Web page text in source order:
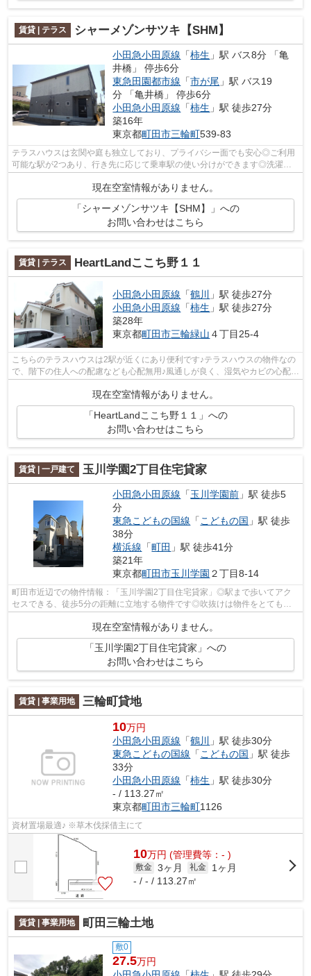
賃貸 | テラス シャーメゾンサツキ【SHM】
小田急小田原線 「柿生 」駅 バス8分 「亀
井橋」 停歩6分
東急田園都市線 「市が尾 」駅 バス19
分 「亀井橋」 停歩6分
小田急小田原線 「柿生 」駅 徒歩27分
築16年
東京都町田市三輪町539-83
テラスハウスは玄関や庭も独立しており、プライバシー面でも安心◎ご利用
可能な駅が2つあり、行き先に応じて乗車駅の使い分けができます◎洗濯物
現在空室情報がありません。
「シャーメゾンサツキ【SHM】」への
お問い合わせはこちら
賃貸 | テラス HeartLandここち野１１
小田急小田原線 「鶴川
」駅 徒歩27分
小田急小田原線 「柿生 」駅 徒歩27分
築28年
東京都町田市三輪緑山 ４丁目25-4
こちらのテラスハウスは2駅が近くにあり便利です♪テラスハウスの物件なの
で、階下の住人への配慮なども心配無用♪風通しが良く、湿気やカビの心配が
現在空室情報がありません。
「HeartLandここち野１１」への
お問い合わせはこちら
賃貸 | 一戸建て 玉川学園2丁目住宅貸家
小田急小田原線 「玉川学園前 」駅 徒歩5
分
東急こどもの国線 「 こどもの国 」駅 徒歩
38分
横浜線 「町田 」駅 徒歩41分
築21年
東京都町田市玉川学園 ２丁目8-14
町田市近辺での物件情報：「玉川学園2丁目住宅貸家」◎駅まで歩いてアク
セスできる、徒歩5分の距離に立地する物件です◎吹抜けは物件をとても広
く感じさせる事ができるんですよ◎ぜひご覧...
現在空室情報がありません。
「玉川学園2丁目住宅貸家」への
お問い合わせはこちら
賃貸 | 事業用地 三輪町貸地
10万円
小田急小田原線 「鶴川
」駅 徒歩30分
東急こどもの国線 「こどもの国 」駅 徒歩
33分
小田急小田原線 「柿生 」駅 徒歩30分
- / 113.27㎡
東京都町田市三輪町1126
資材置場最適♪ ※草木伐採借主にて
10万円 (管理費等：- )
敷金 3ヶ月 礼金
1ヶ月
- / - / 113.27㎡
賃貸 | 事業用地 町田三輪土地
敷0
27.5万円